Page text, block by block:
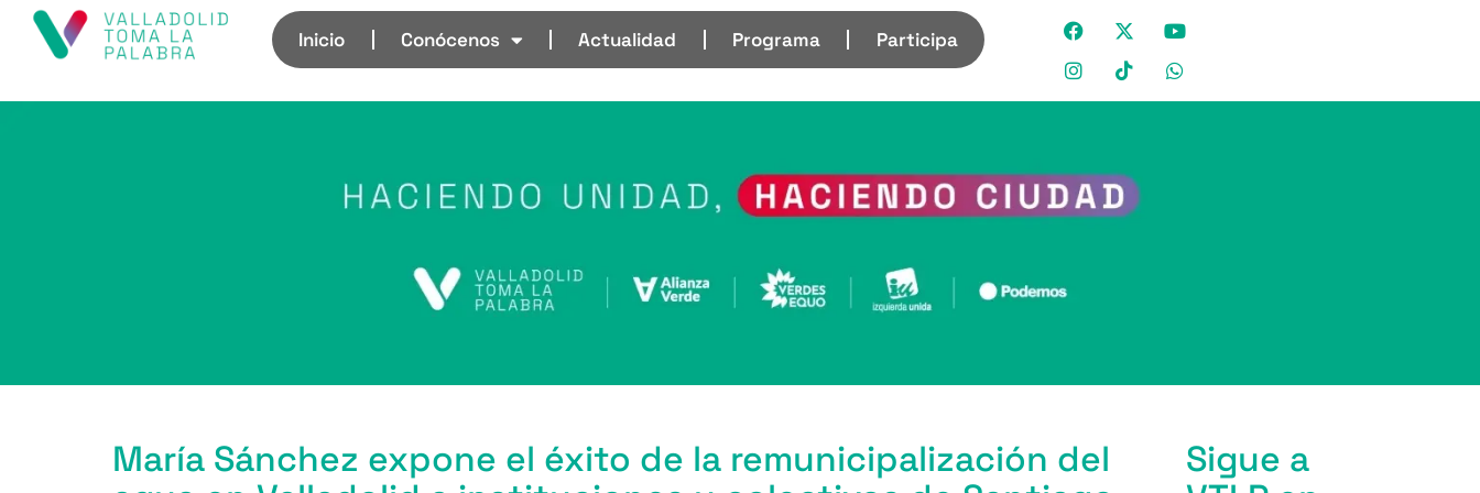
Inicio Conócenos Actualidad Programa Participa
María Sánchez expone el éxito de la remunicipalización del
Sigue a